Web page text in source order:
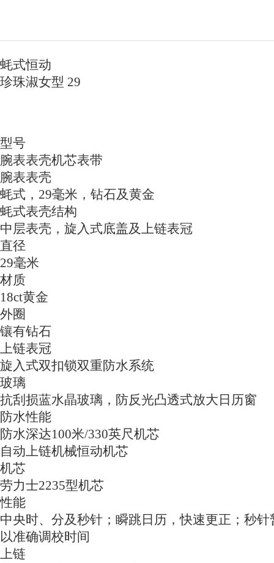
蚝式恒动
珍珠淑女型 29
型号
腕表表壳机芯表带
腕表表壳
蚝式，29毫米，钻石及黄金
蚝式表壳结构
中层表壳，旋入式底盖及上链表冠
直径
29毫米
材质
18ct黄金
外圈
镶有钻石
上链表冠
旋入式双扣锁双重防水系统
玻璃
抗刮损蓝水晶玻璃，防反光凸透式放大日历窗
防水性能
防水深达100米/330英尺机芯
自动上链机械恒动机芯
机芯
劳力士2235型机芯
性能
中央时、分及秒针；瞬跳日历，快速更正；秒针
以准确调校时间
上链